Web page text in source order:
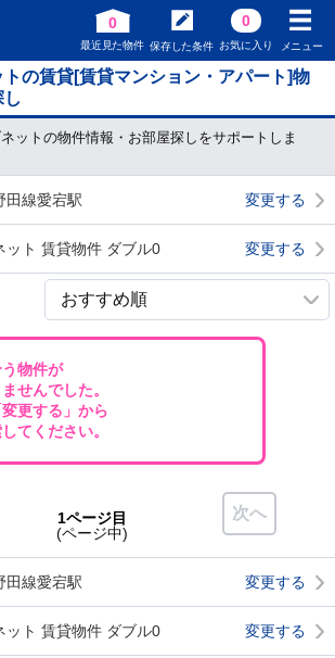
0
最近見た物件 保存した条件
0
お気に入り メニュー
の賃貸[賃貸マンション・アパート]物
ットの物件情報・お部屋探しをサポートしま
田線愛宕駅 変更する
ット 賃貸物件 ダブル0 変更する
物件が
せんでした。
変更する」から
てください。
次へ
1ページ目
(ページ中)
田線愛宕駅 変更する
ット 賃貸物件 ダブル0 変更する